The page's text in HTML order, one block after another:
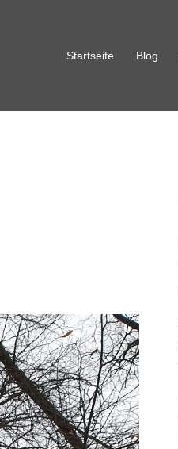
Startseite Blog